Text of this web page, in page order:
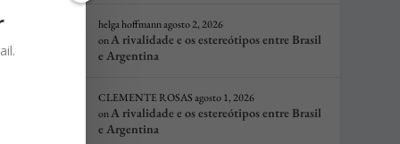
helga hoffmannagosto 2, 2026
onA rivalidade e os estereótipos entre Brasil
e Argentina
CLEMENTE ROSAS agosto 1, 2026
onA rivalidade e os estereótipos entre Brasil
e Argentina